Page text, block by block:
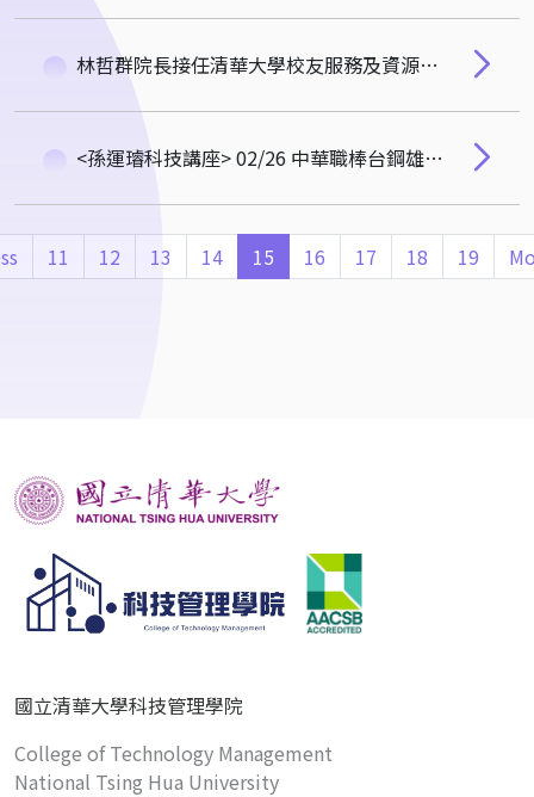
林哲群院長接任清華大學校友服務及資源發展長
<孫運璿科技講座> 02/26 中華職棒台鋼雄鷹總教練洪一中 首場演講邀請
11 12 13 14 15 16 17 18 19
國立清華大學科技管理學院
College of Technology Management
National Tsing Hua University